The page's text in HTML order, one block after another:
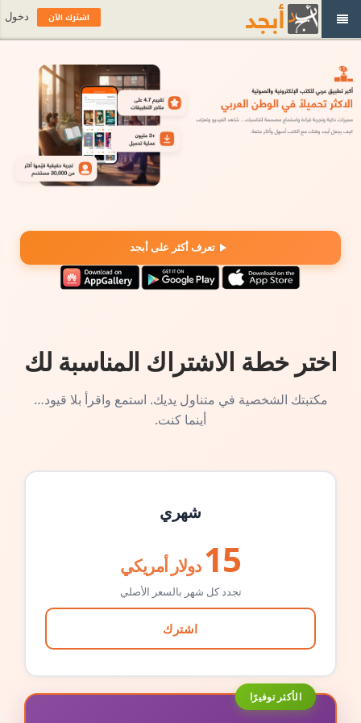
تعرف أكثر على أبجد
اختر خطة الاشتراك المناسبة لك
مكتبتك الشخصية في متناول يديك. استمع واقرأ بلا قيود…
أينما كنت.
شهري
15 دولار أمريكي
تجدد كل شهر بالسعر الأصلي
اشترك
الأكثر توفيرًا
اشترك الآن دخول